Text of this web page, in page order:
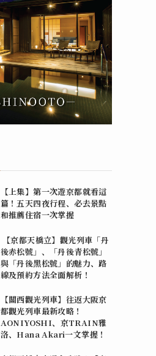
【上集】第一次遊京都就看這
篇！五天四夜行程、必去景點
和推薦住宿一次掌握
【京都天橋立】觀光列車「丹
後赤松號」、「丹後青松號」
與「丹後黑松號」的魅力、路
線及預約方法全面解析！
【關西觀光列車】往返大阪京
都觀光列車最新攻略！
AONIYOSHI、京TRAIN雅
洛、Hana Akari一文掌握！